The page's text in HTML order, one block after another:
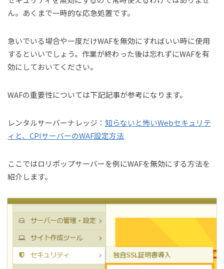
ん。あくまで一時的な応急処置です。
急いでいる場合や一度だけWAFを無効にすればいい時に使用
するといいでしょう。作業が終わった後は忘れずにWAFを有
効にしておいてください。
WAFの重要性については下記記事が参考になります。
レンタルサーバーナレッジ： 知らないと怖いWebセキュリテ
ィと、CPIサーバーのWAF設定方法
ここではロリポップサーバーを例にWAFを無効にする方法を
紹介します。